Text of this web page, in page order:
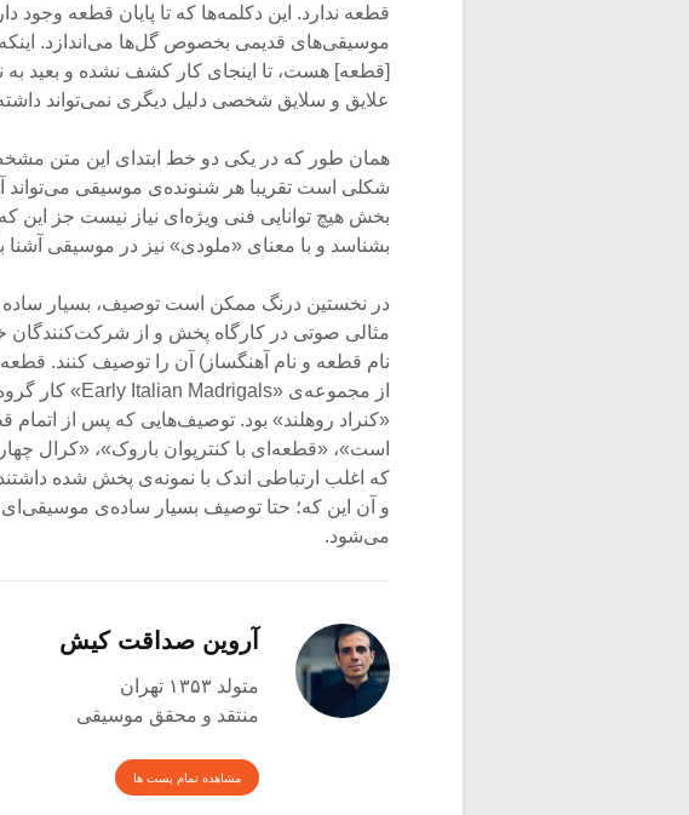
قطعه ندارد. این دکلمه‌ها که تا پایان قطعه وجود
موسیقی‌های قدیمی بخصوص گل‌ها می‌اندازد.
[قطعه] هست، تا اینجای کار کشف نشده و بعید
علایق و سلایق شخصی دلیل دیگری نمی‌تواند
همان طور که در یکی دو خط ابتدای این متن
شکلی است تقریبا هر شنونده‌ی موسیقی می‌تواند
بخش هیچ توانایی فنی ویژه‌ای نیاز نیست جز این
بشناسد و با معنای «ملودی» نیز در موسیقی آشنا
در نخستین درنگ ممکن است توصیف، بسیار ساده
مثالی صوتی در کارگاه پخش و از شرکت‌کنندگان
نام قطعه و نام آهنگساز) آن را توصیف کنند.
«کنراد روهلند» بود. توصیف‌هایی که پس از اتمام
است»، «قطعه‌ای با کنترپوان باروک»، «کرال
که اغلب ارتباطی اندک با نمونه‌ی پخش شده
و آن این که؛ حتا توصیف بسیار ساده‌ی
می‌شود.
آروین صداقت کیش
متولد ۱۳۵۳ تهران
منتقد و محقق موسیقی
مشاهده تمام پست ها